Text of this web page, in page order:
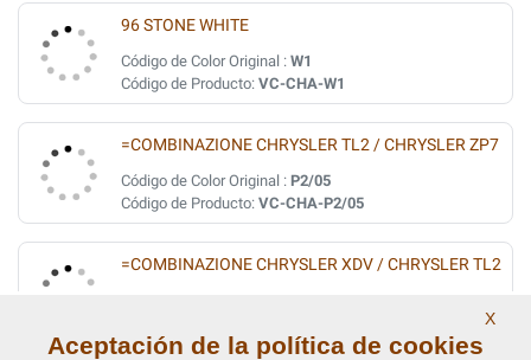
96 STONE WHITE
Código de Color Original : W1
Código de Producto: VC-CHA-W1
=COMBINAZIONE CHRYSLER TL2 / CHRYSLER ZP7
Código de Color Original : P2/05
Código de Producto: VC-CHA-P2/05
=COMBINAZIONE CHRYSLER XDV / CHRYSLER TL2
X
Aceptación de la política de cookies